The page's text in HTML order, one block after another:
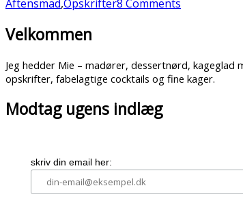
Aftensmad,Opskrifter8 Comments
Velkommen
Jeg hedder Mie – madører, dessertnørd,
opskrifter, fabelagtige cocktails og fine kager.
Modtag ugens indlæg
skriv din email her: